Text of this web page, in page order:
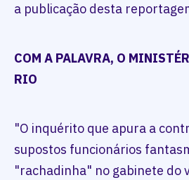
a publicação desta
COM A PALAVRA, O
RIO
"O inquérito que apura a
supostos funcionários
"rachadinha" no gabinete do